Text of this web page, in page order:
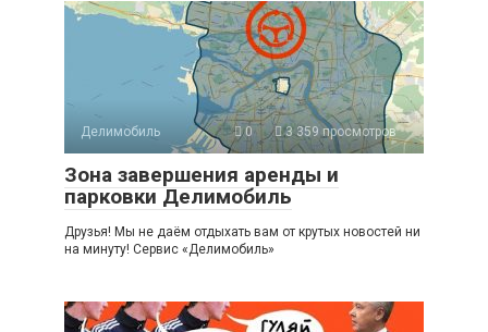
Делимобиль 0 3 359 просмотров
Зона завершения аренды и
парковки Делимобиль
Друзья! Мы не даём отдыхать вам от крутых новостей ни
на минуту! Сервис «Делимобиль»